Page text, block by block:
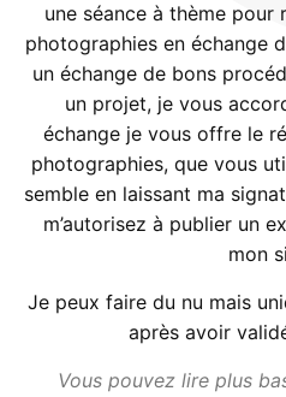
une séance à thème pour
photographies en échange
un échange de bons
un projet, je vous
échange je vous offre le
photographies, que vous
semble en laissant ma
m’autorisez à publier un
mon
Je peux faire du nu mais
après avoir
Vous pouvez lire plus